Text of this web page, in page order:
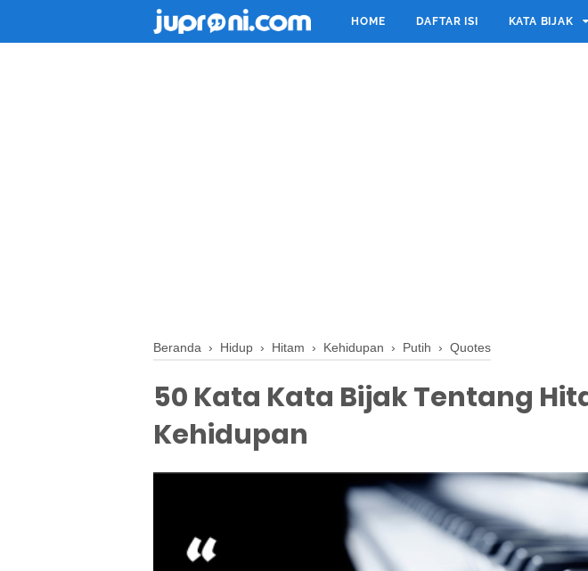
HOME DAFTAR ISI KATA BIJAK
Beranda › Hidup › Hitam › Kehidupan › Putih › Quotes
50 Kata Kata Bijak Tentang
Kehidupan